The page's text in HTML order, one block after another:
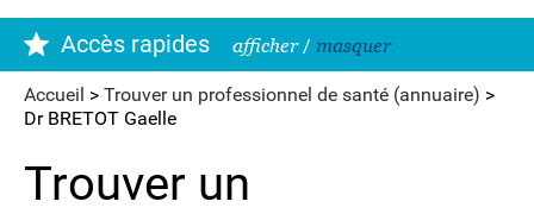
Accès rapides afficher/ masquer
Hôpital de Bourg-Achard Pierre Hurabielle
Accueil > Trouver un professionnel de santé (annuaire) >
Dr BRETOT Gaelle
Trouver un